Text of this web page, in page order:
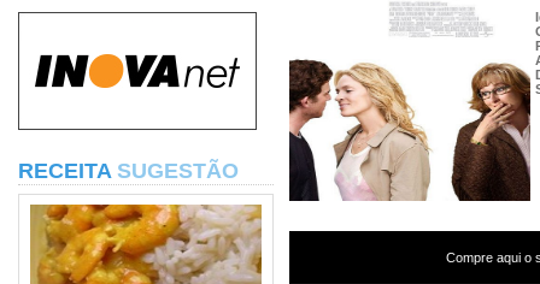
RECEITA SUGESTÃO
Compre aqui o